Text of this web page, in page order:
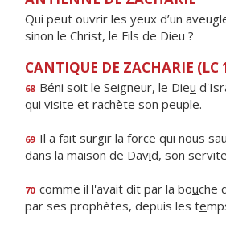
Qui peut ouvrir les yeux d’un
sinon le Christ, le Fils de Dieu ?
CANTIQUE DE ZACHARIE (LC
68 Béni soit le Seigneur, le Dieu
qui visite et rachète son peuple.
69 Il a fait surgir la force qui nous
dans la maison de David, son
70 comme il l'avait dit par la bouche
par ses prophètes, depuis les te